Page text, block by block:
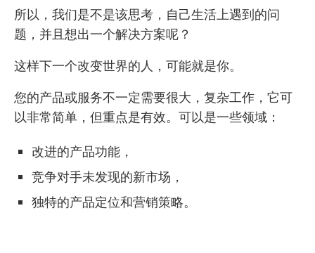
所以，我们是不是该思考，自己生活上遇到的问
题，并且想出一个解决方案呢？
这样下一个改变世界的人，可能就是你。
您的产品或服务不一定需要很大，复杂工作，它可
以非常简单，但重点是有效。可以是一些领域：
改进的产品功能，
竞争对手未发现的新市场，
独特的产品定位和营销策略。